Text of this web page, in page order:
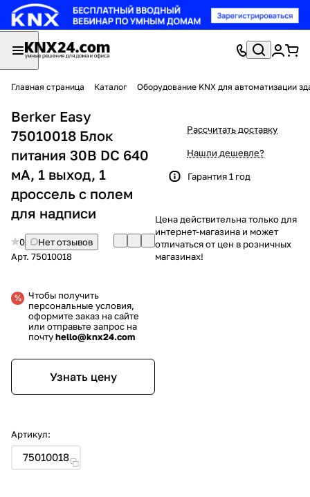
Главная страница Каталог Оборудование KNX для автоматизации
Berker Easy
75010018 Блок
питания 30В DC 640
мА, 1 выход, 1
дроссель с полем
для надписи
0
Нет отзывов
Арт. 75010018
Чтобы получить
персональные условия,
оформите заказ на сайте
или отправьте запрос на
почтуhello@knx24.com
Узнать цену
Артикул:
75010018
Рассчитать доставку
Нашли дешевле?
Гарантия 1 год
Цена действительна только для
интернет-магазина и может
отличаться от цен в розничных
магазинах!